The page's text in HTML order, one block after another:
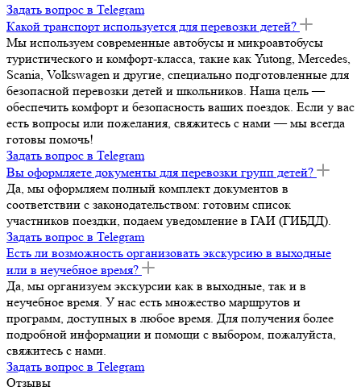
Задать вопрос в Telegram
Какой транспорт используется для перевозки детей?
Мы используем современные автобусы и микроавтобусы
туристического и комфорт-класса, такие как Yutong, Mercedes,
Scania, Volkswagen и другие, специально подготовленные для
безопасной перевозки детей и школьников. Наша цель —
обеспечить комфорт и безопасность ваших поездок. Если у вас
есть вопросы или пожелания, свяжитесь с нами — мы всегда
готовы помочь!
Задать вопрос в Telegram
Вы оформляете документы для перевозки групп детей?
Да, мы оформляем полный комплект документов в
соответствии с законодательством: готовим список
участников поездки, подаем уведомление в ГАИ (ГИБДД).
Задать вопрос в Telegram
Есть ли возможность организовать экскурсию в выходные
или в неучебное время?
Да, мы организуем экскурсии как в выходные, так и в
неучебное время. У нас есть множество маршрутов и
программ, доступных в любое время. Для получения более
подробной информации и помощи с выбором, пожалуйста,
свяжитесь с нами.
Задать вопрос в Telegram
Отзывы